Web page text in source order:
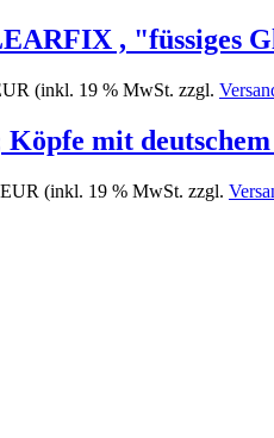
, "füssiges
(inkl. 19 % MwSt. zzgl.
Köpfe mit
(inkl. 19 % MwSt. zzgl.